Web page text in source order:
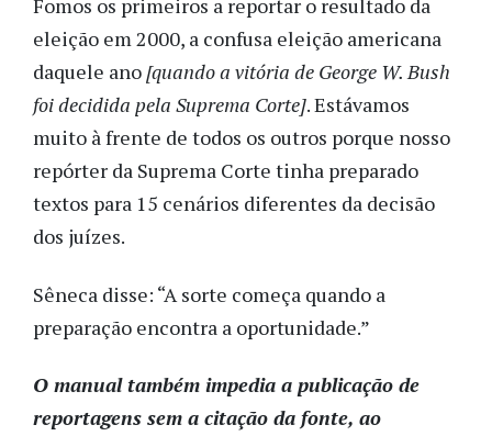
Fomos os primeiros a reportar o resultado da
eleição em 2000, a confusa eleição americana
daquele ano[quando a vitória de George W. Bush
foi decidida pela Suprema Corte]. Estávamos
muito à frente de todos os outros porque nosso
repórter da Suprema Corte tinha preparado
textos para 15 cenários diferentes da decisão
dos juízes.
Sêneca disse: “A sorte começa quando a
preparação encontra a oportunidade.”
O manual também impedia a publicação de
reportagens sem a citação da fonte, ao